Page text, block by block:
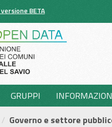
BETA
GRUPPI
Governo e settore